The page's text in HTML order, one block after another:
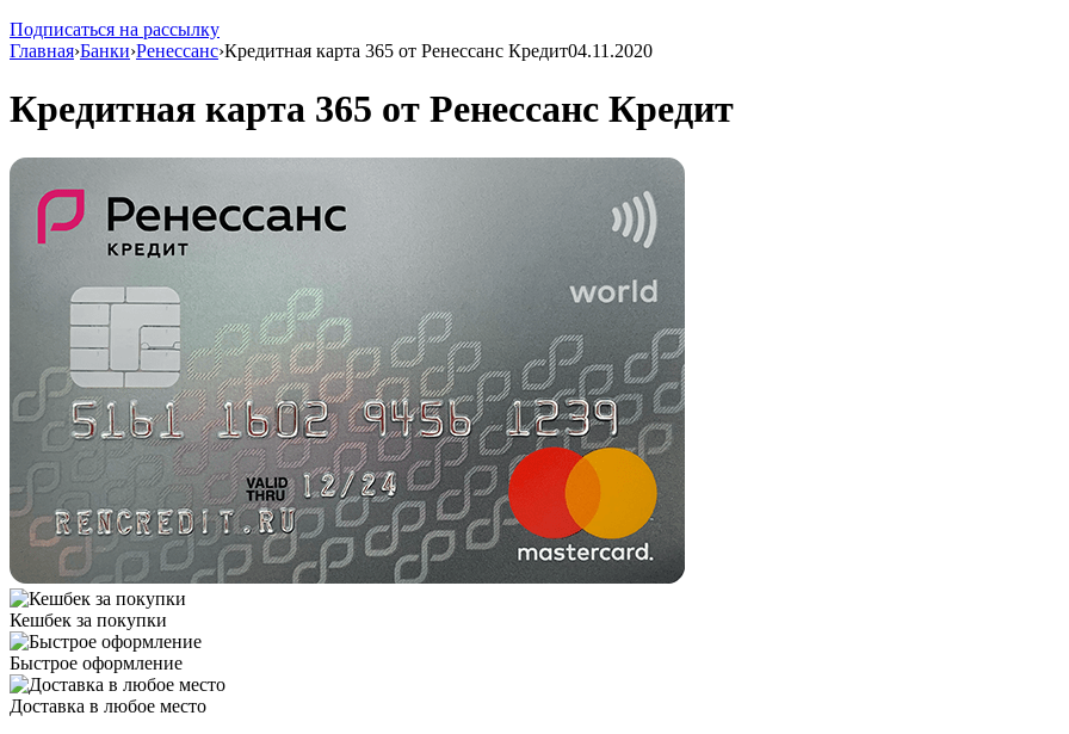
Подписаться на рассылку
Главная›Банки›Ренессанс›Кредитная карта 365 от Ренессанс Кредит04.11.2020
Кредитная карта 365 от Ренессанс Кредит
Кешбек за покупки
Быстрое оформление
Доставка в любое место